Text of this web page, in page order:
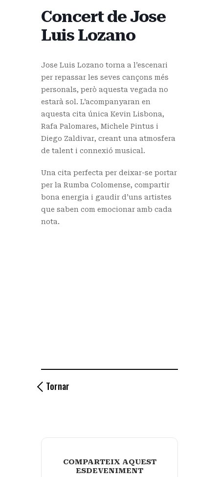
Concert de Jose
Luis Lozano
Jose Luis Lozano torna a l’escenari
per repassar les seves cançons més
personals, però aquesta vegada no
estarà sol. L’acompanyaran en
aquesta cita única Kevin Lisbona,
Rafa Palomares, Michele Pintus i
Diego Zaldivar, creant una atmosfera
de talent i connexió musical.
Una cita perfecta per deixar-se portar
per la Rumba Colomense, compartir
bona energia i gaudir d’uns artistes
que saben com emocionar amb cada
nota.
Tornar
COMPARTEIX AQUEST
ESDEVENIMENT